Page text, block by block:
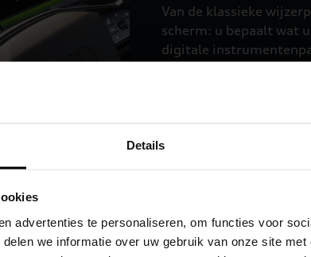
Details
advertenties te personaliseren, om functies voor
we informatie over uw gebruik van onze site
Van de klassieke
scherm: u bepaalt wat
digitale
voor u